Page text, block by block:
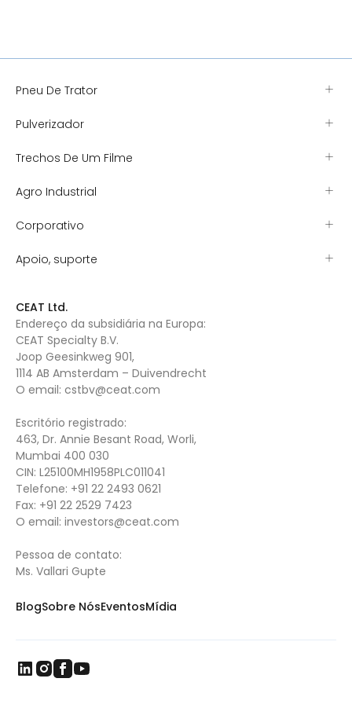
Pneu De Trator
Pulverizador
Trechos De Um Filme
Agro Industrial
Corporativo
Apoio, suporte
CEAT Ltd.
Endereço da subsidiária na Europa:
CEAT Specialty B.V.
Joop Geesinkweg 901,
1114 AB Amsterdam – Duivendrecht
O email: cstbv@ceat.com
Escritório registrado:
463, Dr. Annie Besant Road, Worli,
Mumbai 400 030
CIN: L25100MH1958PLC011041
Telefone: +91 22 2493 0621
Fax: +91 22 2529 7423
O email: investors@ceat.com
Pessoa de contato:
Ms. Vallari Gupte
BlogSobre NósEventosMídia